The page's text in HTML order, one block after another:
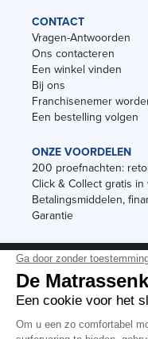
CONTACT
Vragen-Antwoorden
Ons contacteren
Een winkel vinden
Bij ons
Franchisenemer
Een bestelling volgen
ONZE VOORDELEN
200 proefnachten:
Click & Collect gratis
Betalingsmiddelen,
Garantie
Black Friday
Voorraadverkoop